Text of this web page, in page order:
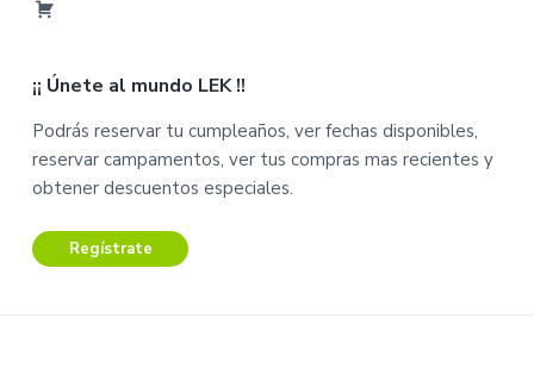
e
n
r
i
t
o
¡¡ Únete al mundo LEK !!
Podrás reservar tu cumpleaños, ver fechas disponibles,
reservar campamentos, ver tus compras mas recientes y
obtener descuentos especiales.
Regístrate